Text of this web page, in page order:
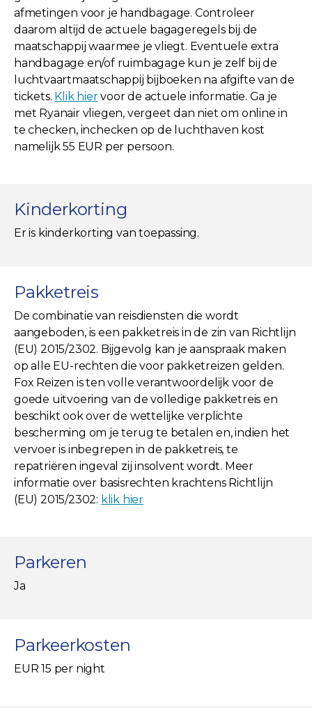
afmetingen voor je handbagage. Controleer
daarom altijd de actuele bagageregels bij de
maatschappij waarmee je vliegt. Eventuele extra
handbagage en/of ruimbagage kun je zelf bij de
luchtvaartmaatschappij bijboeken na afgifte van de
tickets. Klik hiervoor de actuele informatie. Ga je
met Ryanair vliegen, vergeet dan niet om online in
te checken, inchecken op de luchthaven kost
namelijk 55 EUR per persoon.
Kinderkorting
Er is kinderkorting van toepassing.
Pakketreis
De combinatie van reisdiensten die wordt
aangeboden, is een pakketreis in de zin van Richtlijn
(EU) 2015/2302. Bijgevolg kan je aanspraak maken
op alle EU-rechten die voor pakketreizen gelden.
Fox Reizen is ten volle verantwoordelijk voor de
goede uitvoering van de volledige pakketreis en
beschikt ook over de wettelijke verplichte
bescherming om je terug te betalen en, indien het
vervoer is inbegrepen in de pakketreis, te
repatriëren ingeval zij insolvent wordt. Meer
informatie over basisrechten krachtens Richtlijn
(EU) 2015/2302: klik hier
Parkeren
Ja
Parkeerkosten
EUR 15 per night